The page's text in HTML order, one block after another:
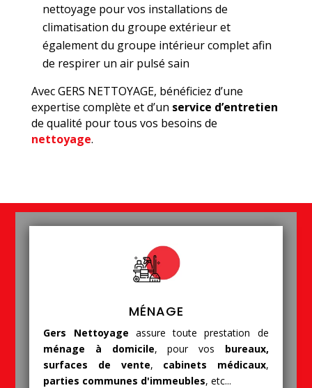
nettoyage pour vos installations de
climatisation du groupe extérieur et
également du groupe intérieur complet afin
de respirer un air pulsé sain
Avec GERS NETTOYAGE, bénéficiez d’une
expertise complète et d’un service d’entretien
de qualité pour tous vos besoins de
nettoyage.
MÉNAGE
Gers Nettoyage assure toute prestation de
ménage à domicile, pour vos bureaux,
surfaces de vente, cabinets médicaux,
parties communes d'immeubles, etc...